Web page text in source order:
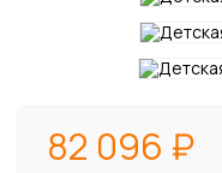
82 096